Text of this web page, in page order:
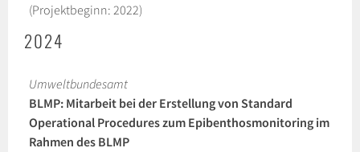
(Projektbeginn: 2022)
2024
Umweltbundesamt
BLMP: Mitarbeit bei der Erstellung von Standard
Operational Procedures zum Epibenthosmonitoring im
Rahmen des BLMP